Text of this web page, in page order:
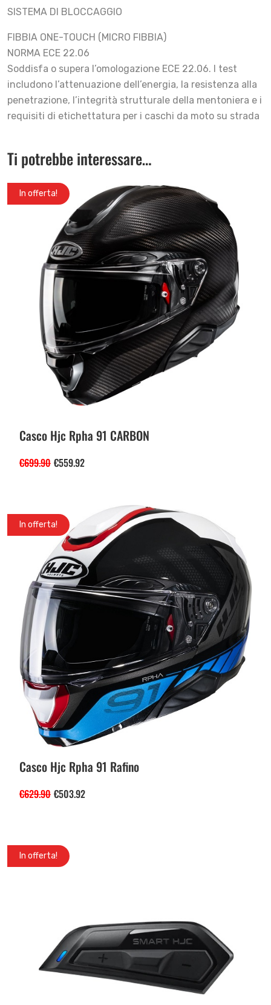
SISTEMA DI BLOCCAGGIO
FIBBIA ONE-TOUCH (MICRO FIBBIA)
NORMA ECE 22.06
Soddisfa o supera l’omologazione ECE 22.06. I test
includono l’attenuazione dell’energia, la resistenza alla
penetrazione, l’integrità strutturale della mentoniera e i
requisiti di etichettatura per i caschi da moto su strada
Ti potrebbe interessare…
In offerta!
Casco Hjc Rpha 91 CARBON
€699.90 €559.92
In offerta!
Casco Hjc Rpha 91 Rafino
€629.90 €503.92
In offerta!